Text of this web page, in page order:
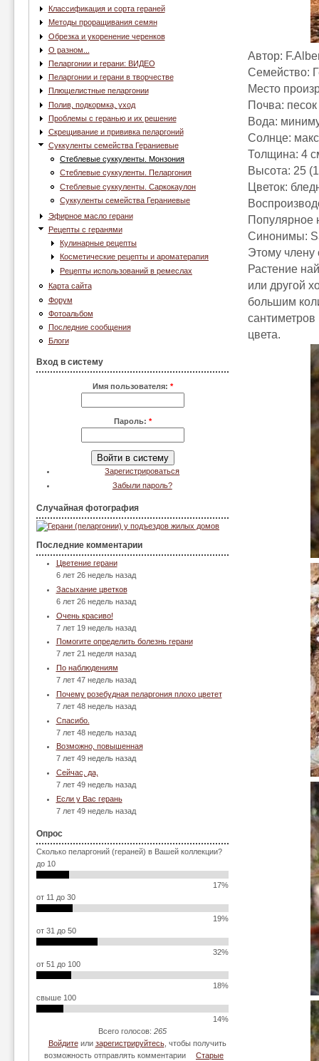
Классификация и сорта гераней
Методы проращивания семян
Обрезка и укоренение черенков
О разном...
Пеларгонии и герани: ВИДЕО
Пеларгонии и герани в творчестве
Плющелистные пеларгонии
Полив, подкормка, уход
Проблемы с геранью и их решение
Скрещивание и прививка пеларгоний
Суккуленты семейства Гераниевые
Стеблевые суккуленты. Монзония
Стеблевые суккуленты. Пеларгония
Стеблевые суккуленты. Саркокаулон
Суккуленты семейства Гераниевые
Эфирное масло герани
Рецепты с геранями
Кулинарные рецепты
Косметические рецепты и ароматерапия
Рецепты использований в ремеслах
Карта сайта
Форум
Фотоальбом
Последние сообщения
Блоги
Вход в систему
Имя пользователя: *
Пароль: *
Зарегистрироваться
Забыли пароль?
Случайная фотография
Последние комментарии
Цветение герани
6 лет 26 недель назад
Засыхание цветков
6 лет 26 недель назад
Очень красиво!
7 лет 19 недель назад
Помогите определить болезнь герани
7 лет 21 неделя назад
По наблюдениям
7 лет 47 недель назад
Почему розебудная пеларгония плохо цветет
7 лет 48 недель назад
Спасибо.
7 лет 48 недель назад
Возможно, повышенная
7 лет 49 недель назад
Сейчас, да,
7 лет 49 недель назад
Если у Вас герань
7 лет 49 недель назад
Опрос
Сколько пеларгоний (гераней) в Вашей коллекции?
до 10
17%
от 11 до 30
19%
от 31 до 50
32%
от 51 до 100
18%
свыше 100
14%
Всего голосов: 265
Войдитеили зарегистрируйтесь, чтобы получить
возможность отправлять комментарии
Старые
Автор:
Семейство:
Место
Почва:
Вода:
Солнце:
Толщина: 4
Высота: 25
Цветок:
Популярное
Синонимы:
Этому члену
Растение
или другой
большим
цвета.